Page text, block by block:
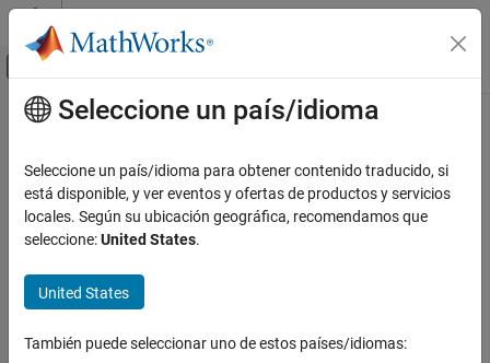
Saltar al contenido
Mostrar/ocultar menú de navegación
Inicio de Documentación
Categoría
Curve Fitting Toolbox
Regresión lineal y no lineal
Interpolación
Contenido principal
¿Qué tan útil fue esta traducción?
Seleccione un país/idioma
Seleccione un país/idioma para obtener contenido traducido, si
está disponible, y ver eventos y ofertas de productos y servicios
locales. Según su ubicación geográfica, recomendamos que
seleccione:United States.
United States
También puede seleccionar uno de estos países/idiomas: